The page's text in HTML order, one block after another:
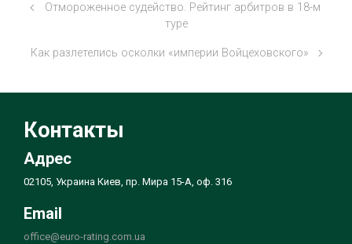
Отмороженное судейство. Рейтинг арбитров в 18-м
туре
Как разлетелись осколки «империи Войцеховского»
Контакты
Адрес
02105, Украина Киев, пр. Мира 15-А, оф. 316
Email
office@euro-rating.com.ua